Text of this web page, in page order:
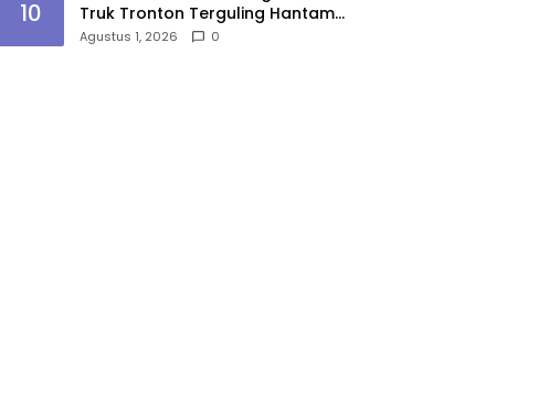
10
Truk Tronton Terguling Hantam
Pembatas Jalan di Jalinsum
Agustus 1, 2026 0